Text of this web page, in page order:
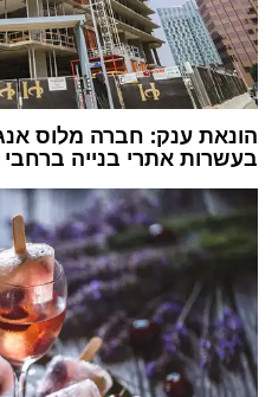
הונאת ענק: חברה מלוס
בעשרות אתרי בנייה ברחבי